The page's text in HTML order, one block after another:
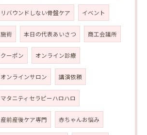
リバウンドしない骨盤ケア イベント
施術 本日の代表あいさつ 商工会議所
クーポン オンライン診療
オンラインサロン 講演依頼
マタニティセラピーハロハロ
産前産後ケア専門 赤ちゃんお悩み